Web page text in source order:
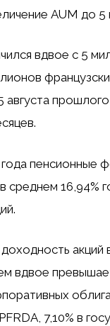
AUM до 5
вдвое с 5
августа прошлого
пенсионные
среднем 16,94%
акций
вдвое
7,10% в